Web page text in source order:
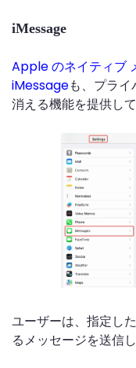
iMessage
Apple のネイティブ
iMessageも、プラ
消える機能を提供して
ユーザーは、指定し
るメッセージを送信